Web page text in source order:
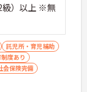
級）以上 ※無
託児所・育児補助
度あり
会保険完備